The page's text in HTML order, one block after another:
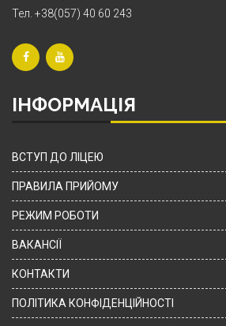
Тел. +38(057) 40 60 243
ІНФОРМАЦІЯ
ВСТУП ДО ЛІЦЕЮ
ПРАВИЛА ПРИЙОМУ
РЕЖИМ РОБОТИ
ВАКАНСІЇ
КОНТАКТИ
ПОЛІТИКА КОНФІДЕНЦІЙНОСТІ